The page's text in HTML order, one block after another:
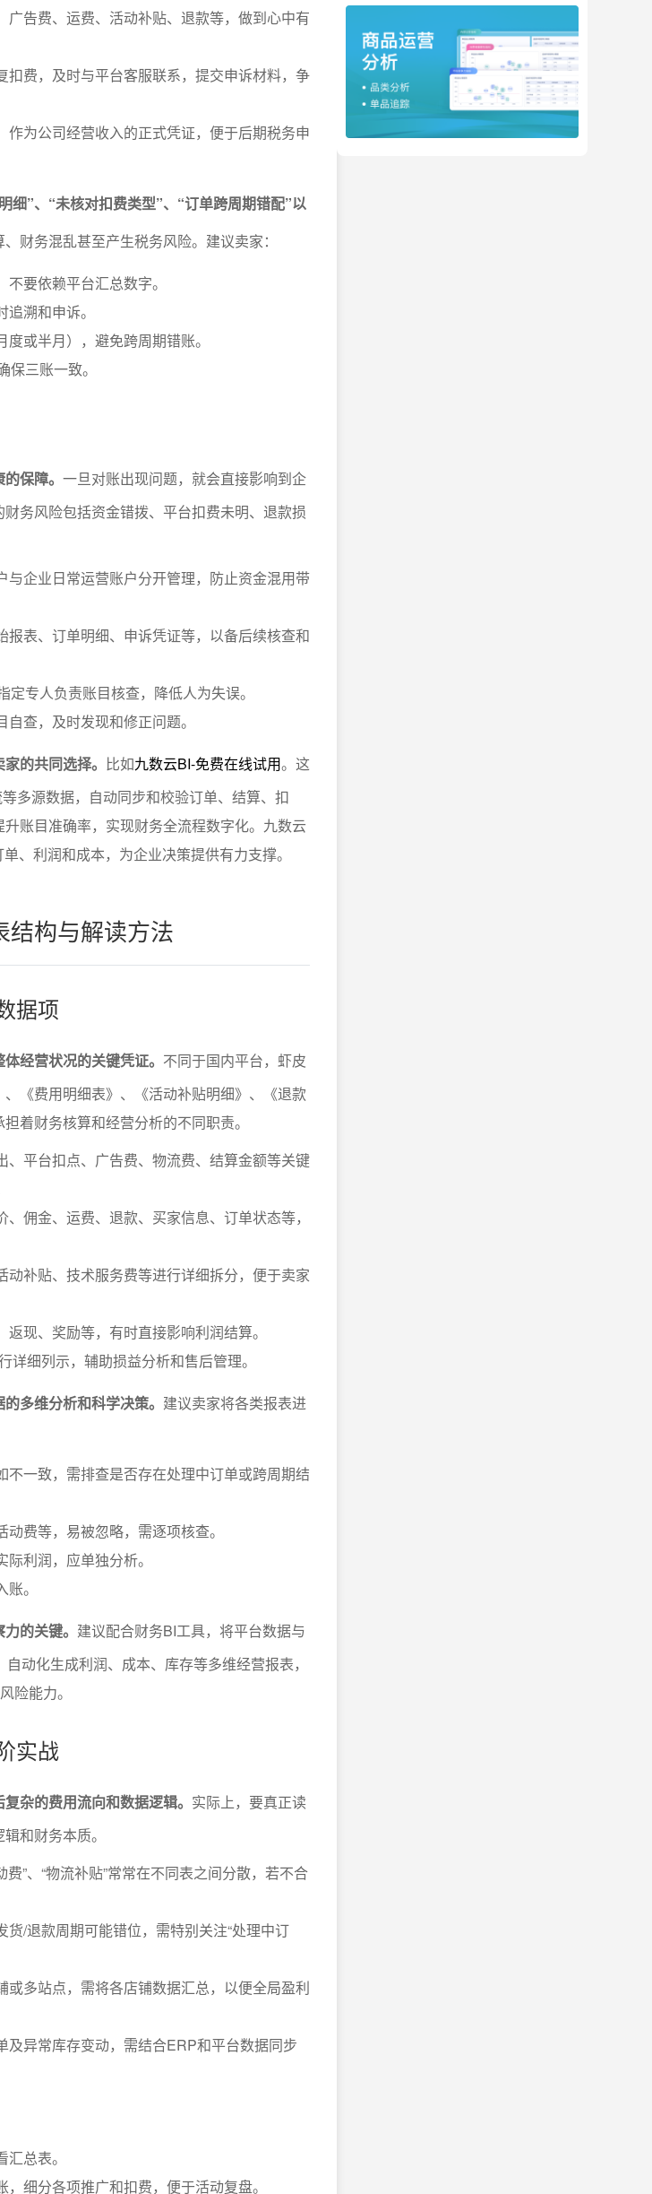
告费、运费、活动补贴、退款等，做到心中有
费，及时与平台客服联系，提交申诉材料，争
为公司经营收入的正式凭证，便于后期税务申
细”、“未核对扣费类型”、“订单跨周期错配”以
财务混乱甚至产生税务风险。建议卖家：
要依赖平台汇总数字。
溯和申诉。
或半月），避免跨周期错账。
三账一致。
保障。 一旦对账出现问题，就会直接影响到企
务风险包括资金错拨、平台扣费未明、退款损
企业日常运营账户分开管理，防止资金混用带
表、订单明细、申诉凭证等，以备后续核查和
专人负责账目核查，降低人为失误。
查，及时发现和修正问题。
的共同选择。 比如九数云BI-免费在线试用。这
多源数据，自动同步和校验订单、结算、扣
账目准确率，实现财务全流程数字化。九数云
、利润和成本，为企业决策提供有力支撑。
结构与解读方法
据项
经营状况的关键凭证。 不同于国内平台，虾皮
《费用明细表》、《活动补贴明细》、《退款
着财务核算和经营分析的不同职责。
平台扣点、广告费、物流费、结算金额等关键
佣金、运费、退款、买家信息、订单状态等，
补贴、技术服务费等进行详细拆分，便于卖家
现、奖励等，有时直接影响利润结算。
细列示，辅助损益分析和售后管理。
多维分析和科学决策。 建议卖家将各类报表进
一致，需排查是否存在处理中订单或跨周期结
费等，易被忽略，需逐项核查。
利润，应单独分析。
。
的关键。 建议配合财务BI工具，将平台数据与
动化生成利润、成本、库存等多维经营报表，
险能力。
实战
杂的费用流向和数据逻辑。 实际上，要真正读
和财务本质。
”、“物流补贴”常常在不同表之间分散，若不合
/退款周期可能错位，需特别关注“处理中订
多站点，需将各店铺数据汇总，以便全局盈利
异常库存变动，需结合ERP和平台数据同步
总表。
细分各项推广和扣费，便于活动复盘。